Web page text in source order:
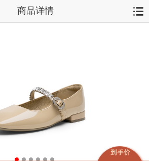
商品详情